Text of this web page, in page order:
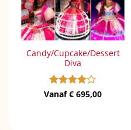
Candy/Cupcake/Dessert
Diva
Gewaardeerd
Vanaf€ 695,00